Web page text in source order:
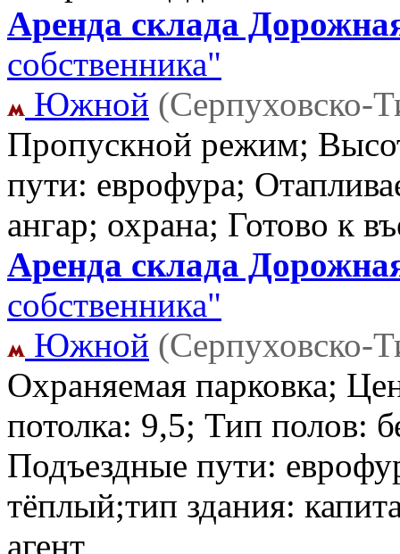
Аренда склада
собственника"
Южной (Серпуховско-
Пропускной режим;
пути: еврофура;
ангар; охрана; Готово к
Аренда склада
собственника"
Южной (Серпуховско-
Охраняемая парковка;
потолка: 9,5; Тип полов:
Подъездные пути:
тёплый;тип здания:
агент